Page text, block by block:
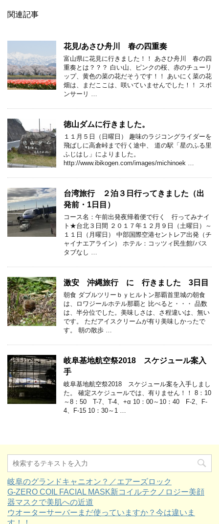
関連記事
花見/あさひ舟川 春の四重奏
富山県に花見に行きました！！ あさひ舟川 春の四
重奏とは？？？ 白い山、ピンクの桜、赤のチューリ
ップ、黄色の菜の花だそうです！！ あいにく菜の花
畑は、まだここは、咲いていませんでした！！ スポ
ンサーリ …
徳山ダムに行きました。
１１月５日（日曜日） 趣味のラジコングライダーを
飛ばしに高倉峠まで行く途中、 道の駅「星のふる里
ふじはし」によりました。
http://www.ibikogen.com/images/michinoek …
台湾旅行 ２泊３日行ってきました（出
発前・1日目）
コース名：午前出発夜帰着便で行く 行ってみナイ
ト★台北３日間 ２０１７年１２月９日（土曜日）～
１１日（月曜日） 中部国際空港セントレア出発（チ
ャイナエアライン） ホテル：コッツィ民生館/バス
タブなし …
激安 沖縄旅行 に 行きました 3日目
朝食 ダブルツリーｂｙヒルトン那覇首里城の朝食
は、ロワジールホテル那覇と 比べると・・・ 品数
は、半分位でした。美味しさは、さ程違いは、無い
です。 ただアイスクリームが有り美味しかったで
す。 朝の散歩 …
岐阜基地航空祭2018 スケジュール案入
手
岐阜基地航空祭2018 スケジュール案を入手しまし
た。 確定スケジュールでは、有りません！！ 8：10
～8：50 T-7、T-4、+α 10：00～10：40 F-2、F-
4、F-15 10：30～1 …
岐阜のグランドキャニオン？／エアーズロック
G-ZERO COIL FACIAL MASK新コイルテクノロジー美顔
器マスクで美肌への近道
ウオーターサーバーまだ使っていますか？今は違いま